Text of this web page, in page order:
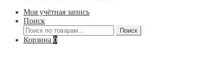
Моя учётная запись
Поиск
Искать:
Поиск
Корзина 0